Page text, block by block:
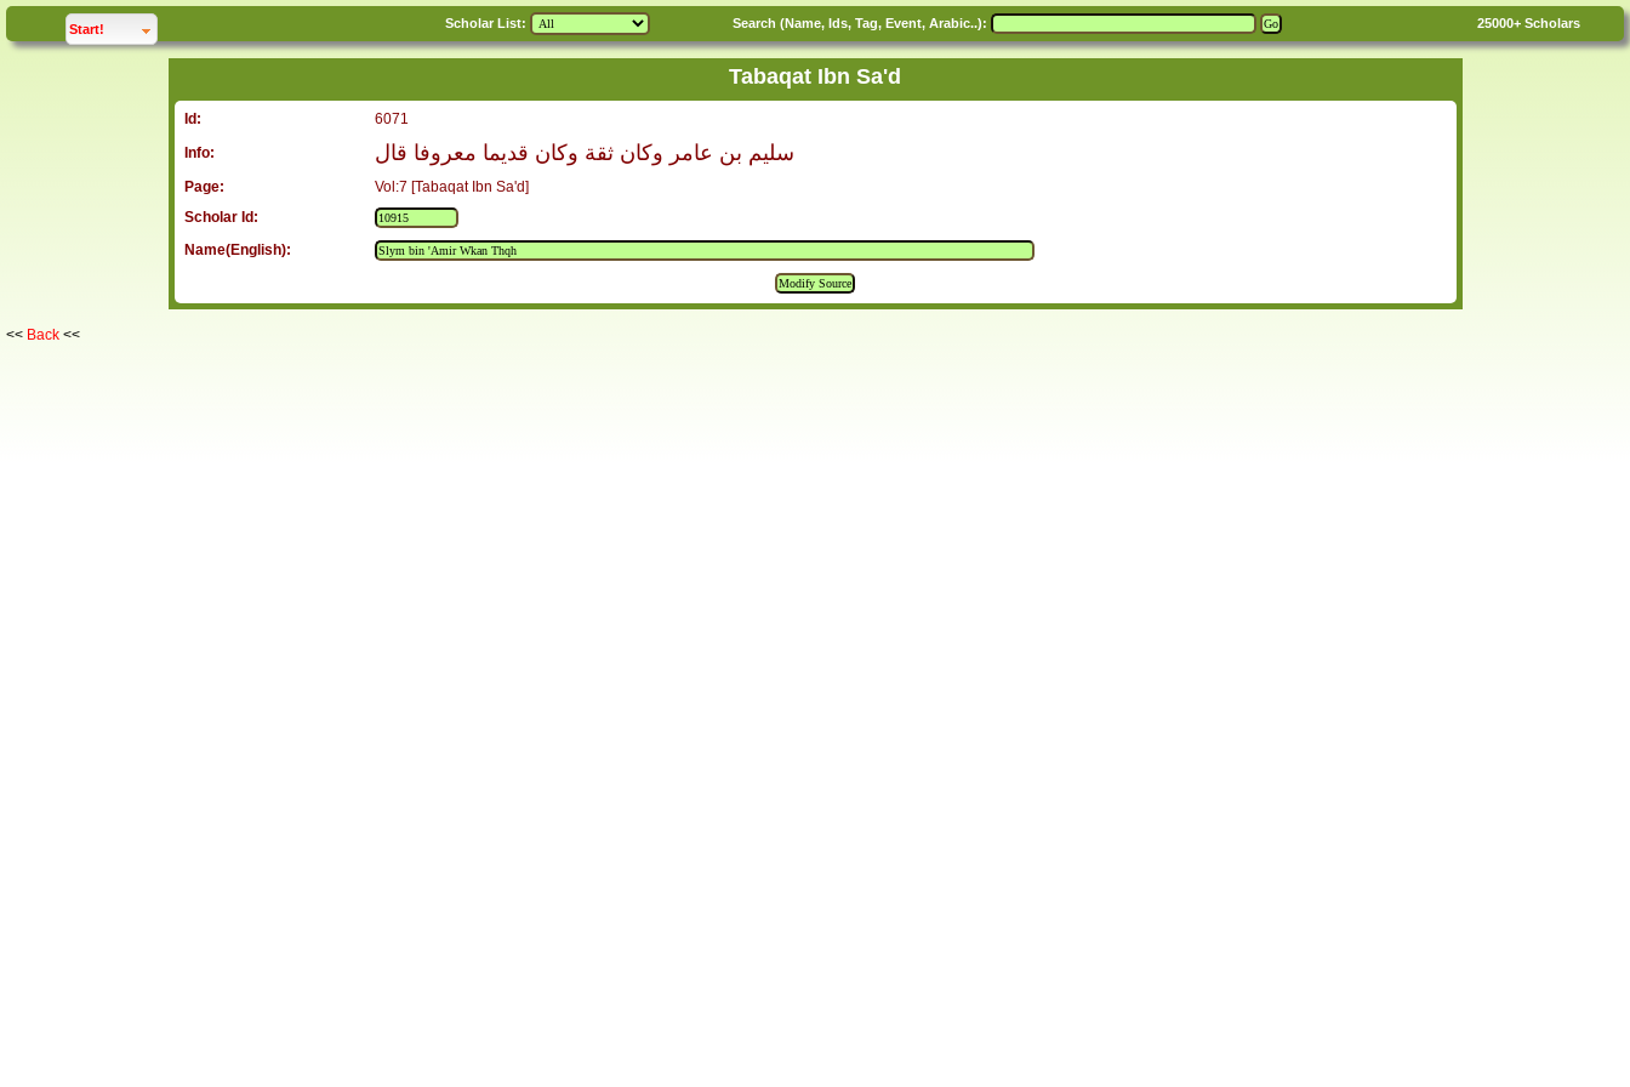
Start!click to Scholar List: Search (Name, Ids, Tag, Event, Arabic..): 25000+ Scholars
Tabaqat Ibn Sa'd
Id:
6071
Info:
سليم بن عامر وكان ثقة وكان قديما معروفا قال
Page:
Vol:7 [Tabaqat Ibn Sa'd]
Scholar Id:
Name(English):
<< Back <<